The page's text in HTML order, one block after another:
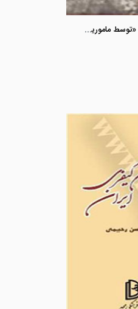
بایسته های قانون بکارگیری سلاح «توسط مامورین نیروهای مسلح در موارد ضروری»